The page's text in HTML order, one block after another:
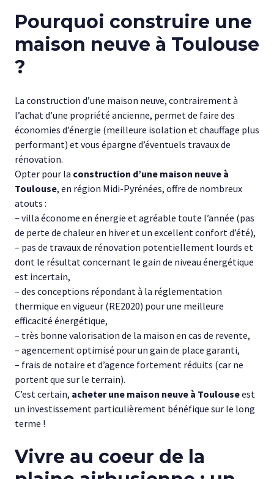
Pourquoi construire une
maison neuve à Toulouse
?
La construction d’une maison neuve, contrairement à
l’achat d’une propriété ancienne, permet de faire des
économies d’énergie (meilleure isolation et chauffage plus
performant) et vous épargne d’éventuels travaux de
rénovation.
Opter pour la construction d’une maison neuve à
Toulouse, en région Midi-Pyrénées, offre de nombreux
atouts :
– villa économe en énergie et agréable toute l’année (pas
de perte de chaleur en hiver et un excellent confort d’été),
– pas de travaux de rénovation potentiellement lourds et
dont le résultat concernant le gain de niveau énergétique
est incertain,
– des conceptions répondant à la réglementation
thermique en vigueur (RE2020) pour une meilleure
efficacité énergétique,
– très bonne valorisation de la maison en cas de revente,
– agencement optimisé pour un gain de place garanti,
– frais de notaire et d’agence fortement réduits (car ne
portent que sur le terrain).
C’est certain, acheter une maison neuve à Toulouseest
un investissement particulièrement bénéfique sur le long
terme !
Vivre au coeur de la